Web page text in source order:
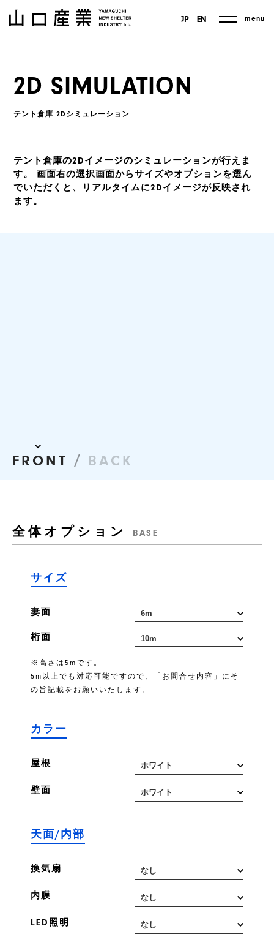
JP EN menu
2D SIMULATION
テント倉庫 2Dシミュレーション
テント倉庫の2Dイメージのシミュレーションが行えま
す。
画面右の選択画面からサイズやオプションを選ん
でいただくと、リアルタイムに2Dイメージが反映され
ます。
FRONT / BACK
全体オプション BASE
サイズ
妻面
桁面
※高さは5mです。
5m以上でも対応可能ですので、「お問合せ内容」にそ
の旨記載をお願いいたします。
カラー
屋根
壁面
天面/内部
換気扇
内膜
LED照明